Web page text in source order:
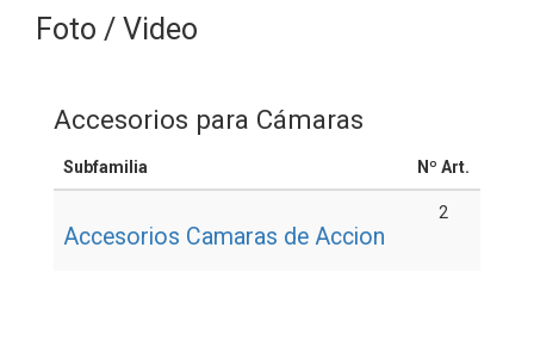
Foto / Video
Accesorios para Cámaras
Subfamilia Nº Art.
Accesorios Camaras de Accion
2